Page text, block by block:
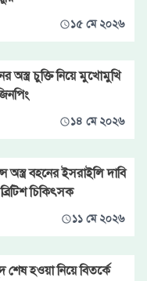
১৫ মে ২০২৬
অস্ত্র চুক্তি নিয়ে মুখোমুখি
১৪ মে ২০২৬
অস্ত্র বহনের ইসরাইলি দাবি
চিকিৎসক
১১ মে ২০২৬
শেষ হওয়া নিয়ে বিতর্কে